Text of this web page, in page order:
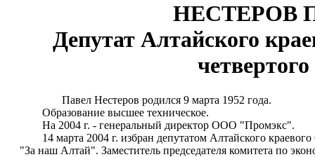
НЕСТЕРОВ
Депутат Алтайского
Павел Нестеров родился 9 марта 1952 года.
Образование высшее техническое.
На 2004 г. - генеральный директор ООО "Промэкс".
14 марта 2004 г. избран депутатом Алтайского краевого
"За наш Алтай". Заместитель председателя комитета по